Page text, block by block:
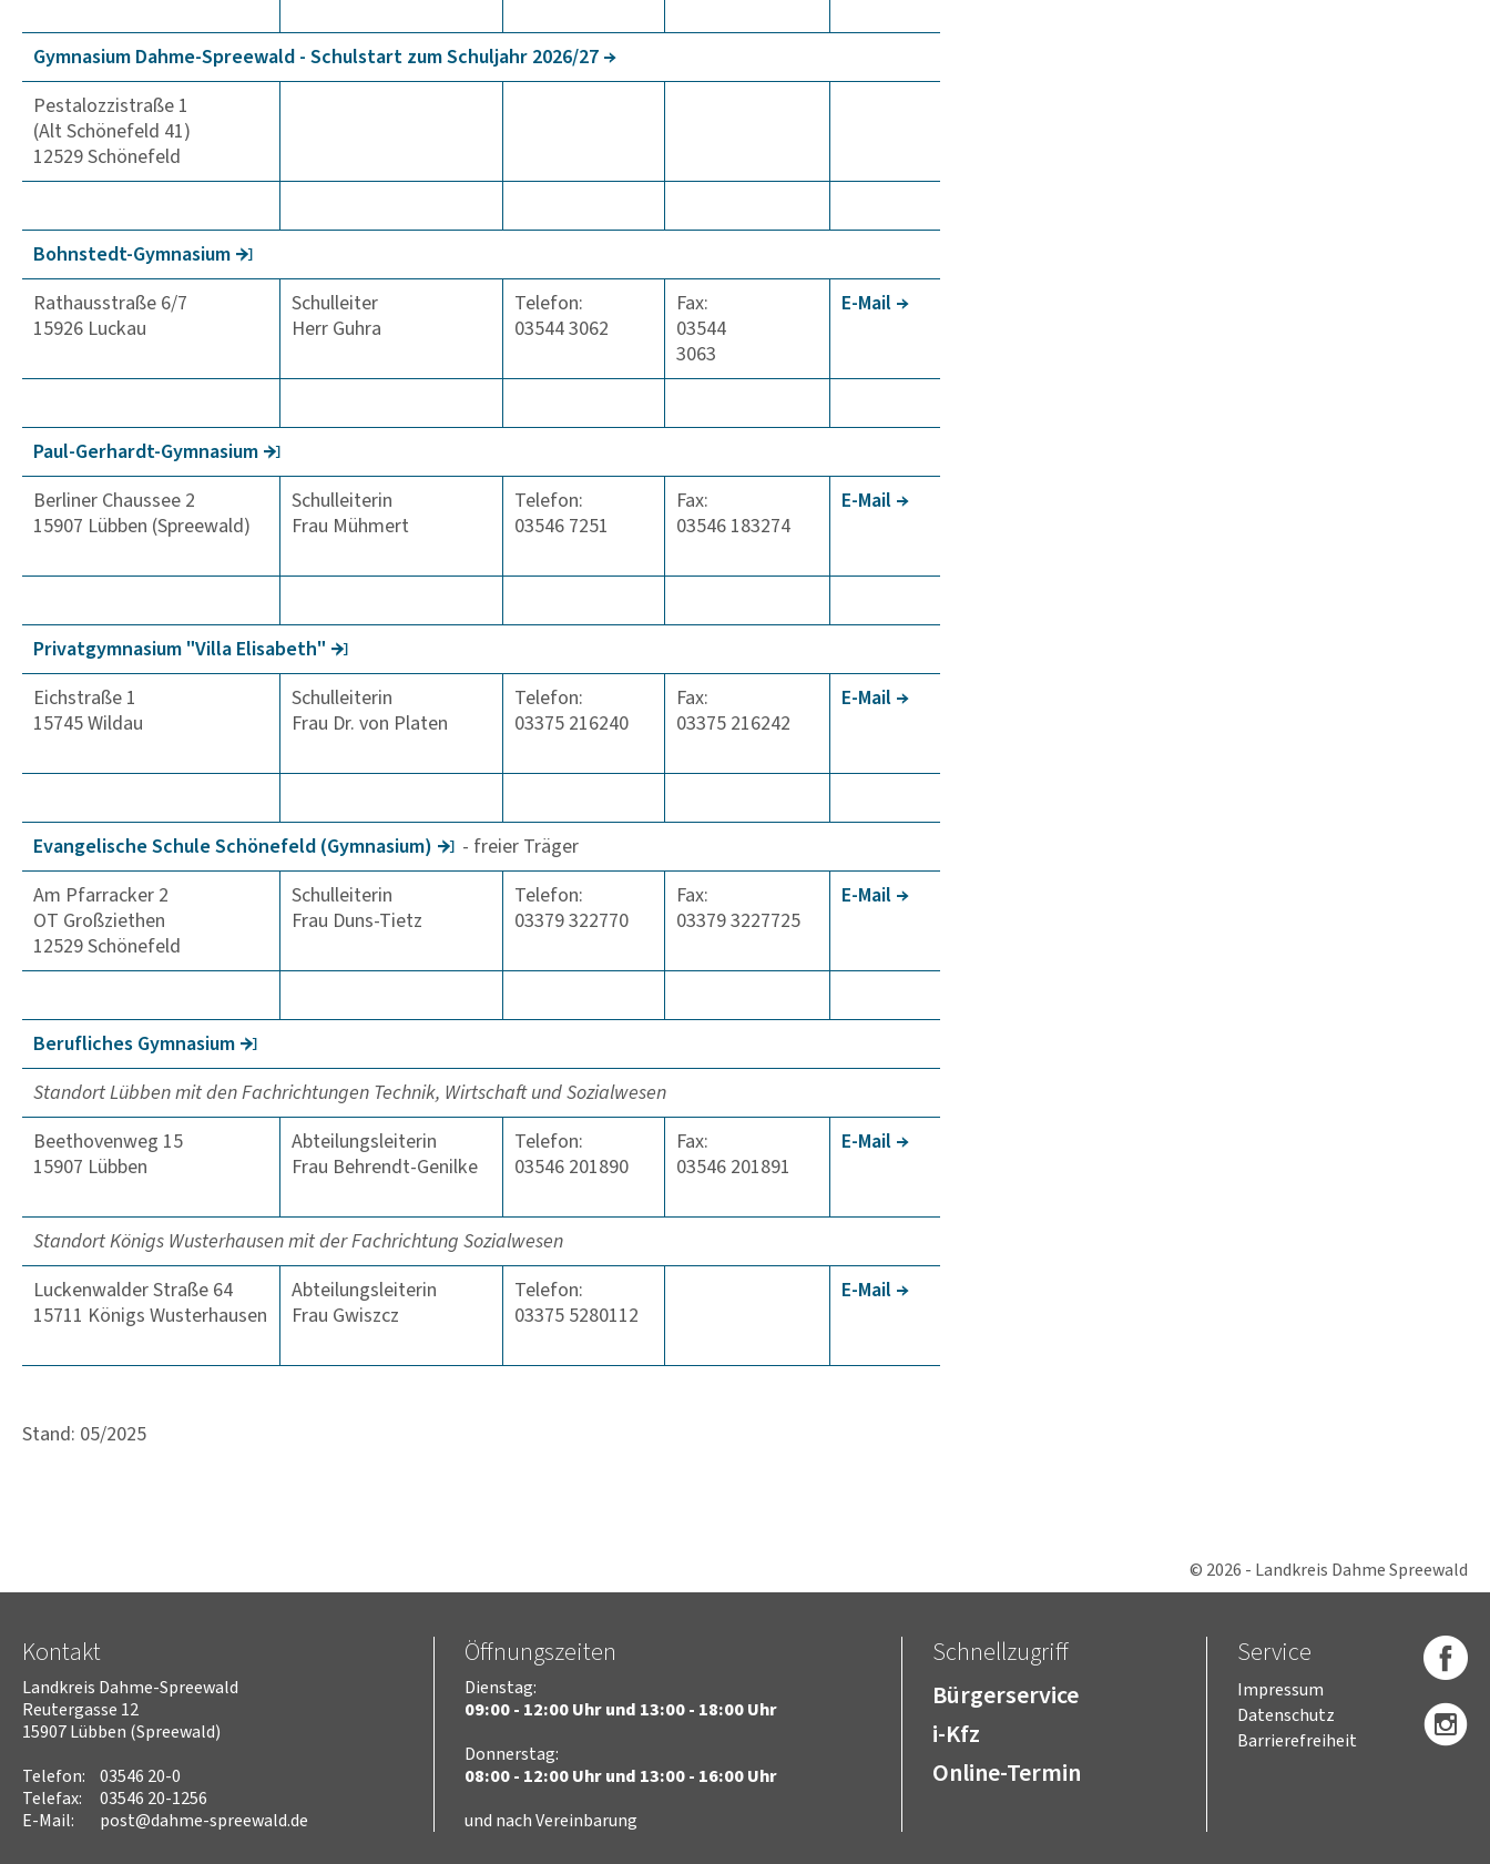
Gymna­sium Dahme-Spree­wald - Schul­start zum Schul­jahr 2026/27
Pestalozzistraße 1
(Alt Schönefeld 41)
12529 Schönefeld
Bohns­tedt-Gymna­sium
Rathausstraße 6/7
15926 Luckau
Schulleiter
Herr Guhra
Telefon:
03544 3062
Fax:
03544
3063
E-Mail
Paul-Gerhardt-Gymna­sium
Berliner Chaussee 2
15907 Lübben (Spreewald)
Schulleiterin
Frau Mühmert
Telefon:
03546 7251
Fax:
03546 183274
E-Mail
Privat­gym­na­sium "Villa Elisa­beth"
Eichstraße 1
15745 Wildau
Schulleiterin
Frau Dr. von Platen
Telefon:
03375 216240
Fax:
03375 216242
E-Mail
Evan­ge­li­sche Schule Schö­ne­feld (Gymna­sium)
- freier Träger
Am Pfarracker 2
OT Großziethen
12529 Schönefeld
Schulleiterin
Frau Duns-Tietz
Telefon:
03379 322770
Fax:
03379 3227725
E-Mail
Beruf­li­ches Gymna­sium
Standort Lübben mit den Fachrichtungen Technik, Wirtschaft und Sozialwesen
Beethovenweg 15
15907 Lübben
Abteilungsleiterin
Frau Behrendt-Genilke
Telefon:
03546 201890
Fax:
03546 201891
E-Mail
Standort Königs Wusterhausen mit der Fachrichtung Sozialwesen
Luckenwalder Straße 64
15711 Königs Wusterhausen
Abteilungsleiterin
Frau Gwiszcz
Telefon:
03375 5280112
E-Mail
Stand: 05/2025
© 2026 - Landkreis Dahme Spreewald
Kontakt
Landkreis Dahme-Spreewald
Reutergasse 12
15907 Lübben (Spreewald)
Telefon:
03546 20-0
Telefax:
03546 20-1256
E-Mail:
post@dahme-spreewald.de
Öffnungszeiten
Dienstag:
09:00 - 12:00 Uhr und 13:00 - 18:00 Uhr
Donnerstag:
08:00 - 12:00 Uhr und 13:00 - 16:00 Uhr
und nach Vereinbarung
Schnellzugriff
Bürgerservice
i-Kfz
Online-Termin
Service
Impressum
Datenschutz
Barrierefreiheit